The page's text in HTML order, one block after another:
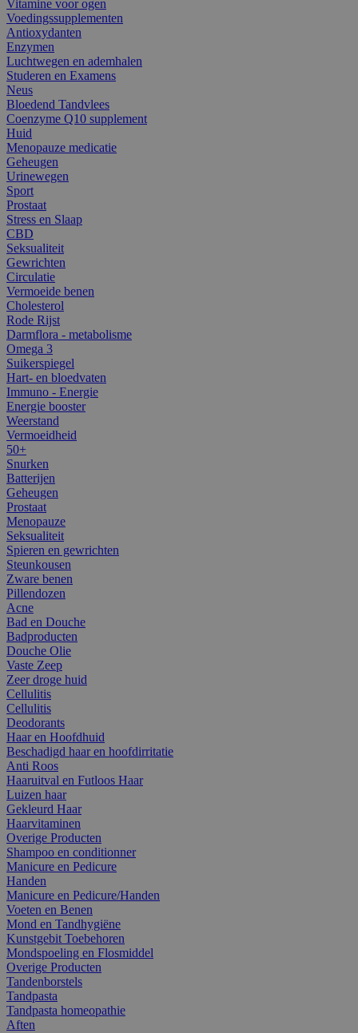
Vitamine voor ogen
Voedingssupplementen
Antioxydanten
Enzymen
Luchtwegen en ademhalen
Studeren en Examens
Neus
Bloedend Tandvlees
Coenzyme Q10 supplement
Huid
Menopauze medicatie
Geheugen
Urinewegen
Sport
Prostaat
Stress en Slaap
CBD
Seksualiteit
Gewrichten
Circulatie
Vermoeide benen
Cholesterol
Rode Rijst
Darmflora - metabolisme
Omega 3
Suikerspiegel
Hart- en bloedvaten
Immuno - Energie
Energie booster
Weerstand
Vermoeidheid
50+
Snurken
Batterijen
Geheugen
Prostaat
Menopauze
Seksualiteit
Spieren en gewrichten
Steunkousen
Zware benen
Pillendozen
Acne
Bad en Douche
Badproducten
Douche Olie
Vaste Zeep
Zeer droge huid
Cellulitis
Cellulitis
Deodorants
Haar en Hoofdhuid
Beschadigd haar en hoofdirritatie
Anti Roos
Haaruitval en Futloos Haar
Luizen haar
Gekleurd Haar
Haarvitaminen
Overige Producten
Shampoo en conditionner
Manicure en Pedicure
Handen
Manicure en Pedicure/Handen
Voeten en Benen
Mond en Tandhygiëne
Kunstgebit Toebehoren
Mondspoeling en Flosmiddel
Overige Producten
Tandenborstels
Tandpasta
Tandpasta homeopathie
Aften